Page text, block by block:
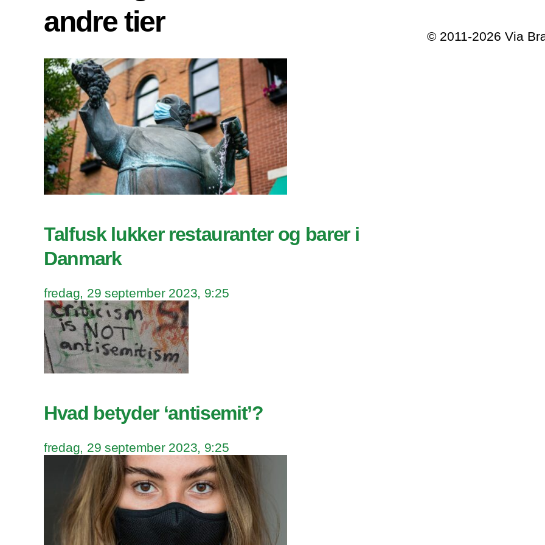
andre tier
Talfusk lukker restauranter og barer i
Danmark
fredag, 29 september 2023, 9:25
Hvad betyder ‘antisemit’?
fredag, 29 september 2023, 9:25
© 2011-2026 Via